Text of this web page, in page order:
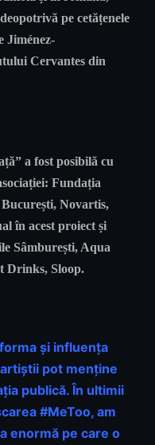
pe cetățenele
Jiménez-
Cervantes din
a fost posibilă cu
Fundația
Novartis,
în acest proiect și
Sâmburești, Aqua
Drinks, Sloop.
și influența
pot menține
publică. În ultimii
#MeToo, am
enormă pe care o